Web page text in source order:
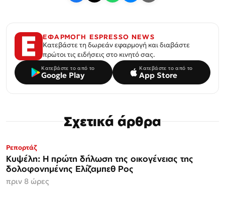
ΕΦΑΡΜΟΓΗ ESPRESSO NEWS
Κατεβάστε τη δωρεάν εφαρμογή και διαβάστε
πρώτοι τις ειδήσεις στο κινητό σας.
Κατεβάστε το από το
Google Play
Κατεβάστε το από το
App Store
Σχετικά άρθρα
Ρεπορτάζ
Κυψέλη: Η πρώτη δήλωση της οικογένειας της
δολοφονημένης Ελίζαμπεθ Ρος
πριν 8 ώρες